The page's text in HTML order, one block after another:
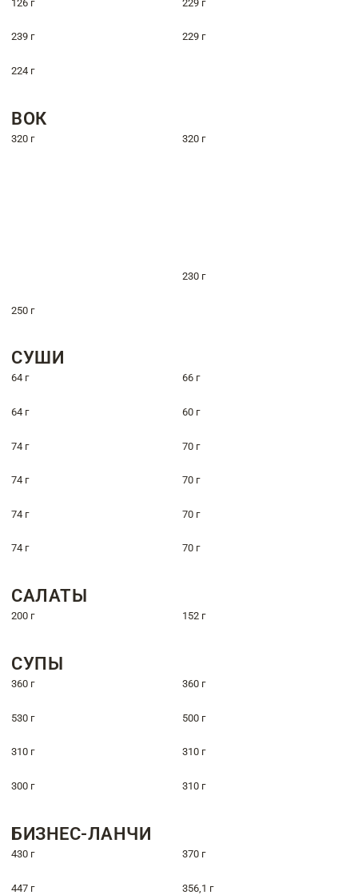
126 г 229 г
239 г 229 г
224 г
ВОК
320 г 320 г
230 г
250 г
СУШИ
64 г 66 г
64 г 60 г
74 г 70 г
74 г 70 г
74 г 70 г
74 г 70 г
САЛАТЫ
200 г 152 г
СУПЫ
360 г 360 г
530 г 500 г
310 г 310 г
300 г 310 г
БИЗНЕС-ЛАНЧИ
430 г 370 г
447 г 356,1 г